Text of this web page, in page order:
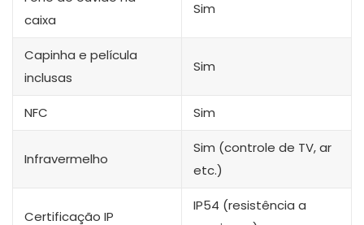
caixa
Sim
Capinha e película
inclusas
Sim
NFC Sim
Infravermelho
Sim (controle de TV, ar
etc.)
Certificação IP
IP54 (resistência a